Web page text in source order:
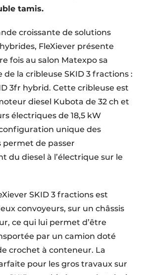
et égouttage
tamis.
croissante de solutions
FleXiever présente
fois au salon Matexpo sa
de la cribleuse SKID 3 fractions :
3fr hybrid. Cette cribleuse est
diesel Kubota de 32 ch et
électriques de 18,5 kW
unique des
de passer
du diesel à l’électrique sur le
SKID 3 fractions est
convoyeurs, sur un châssis
ce qui lui permet d’être
par un camion doté
crochet à conteneur. La
pour les gros travaux sur